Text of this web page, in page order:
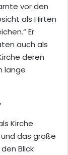
vor den
als Hirten
Er
auch als
deren
lange
Kirche
das große
Blick